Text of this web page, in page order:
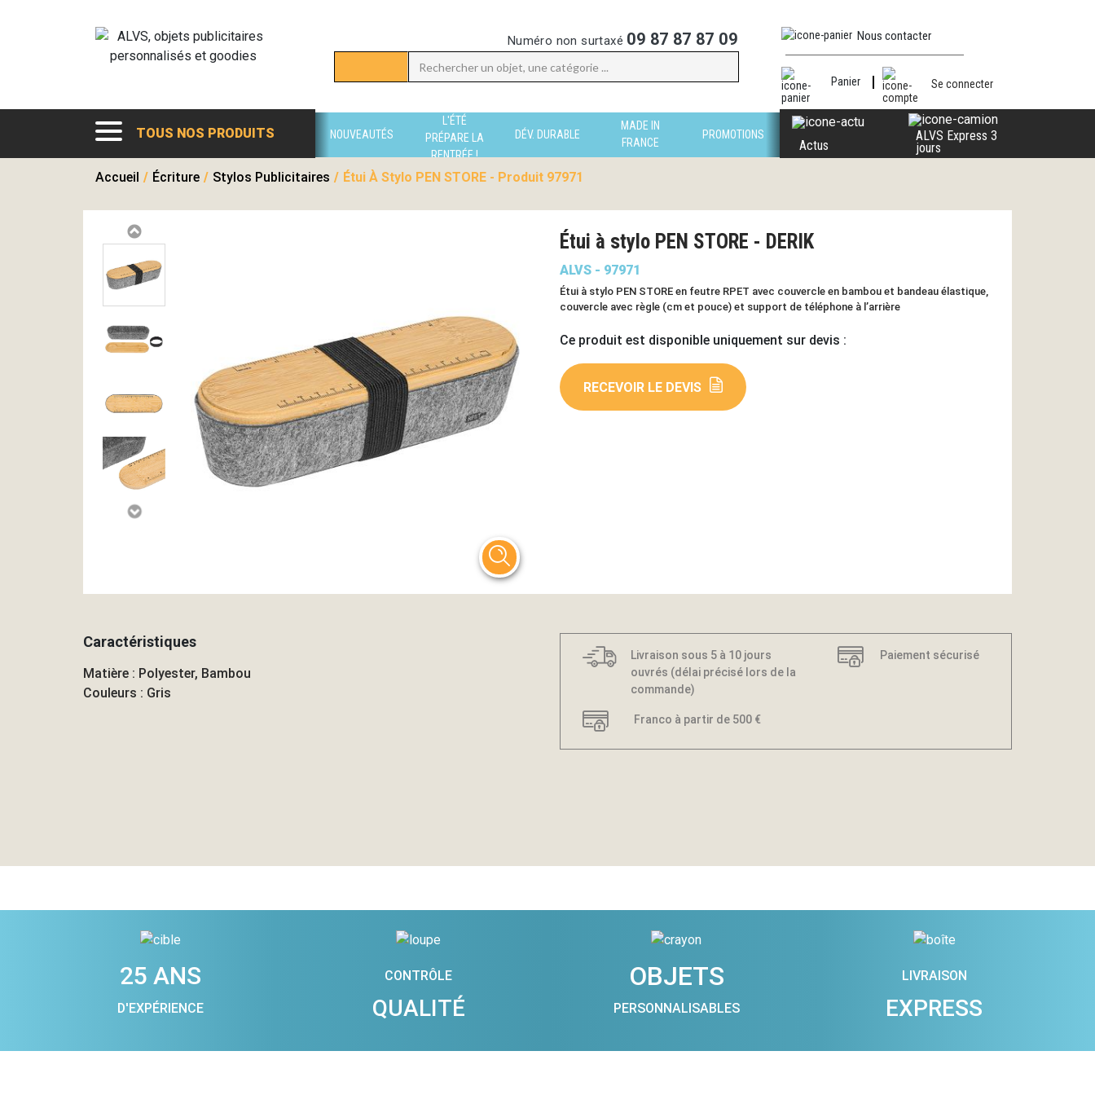
Numéro non surtaxé 09 87 87 87 09 Nous contacter
Panier Se connecter
TOUS NOS PRODUITS NOUVEAUTÉS
L'ÉTÉ
PRÉPARE LA
RENTRÉE !
DÉV. DURABLE
MADE IN
FRANCE
PROMOTIONS
Actus
ALVS Express 3
jours
Accueil / Écriture / Stylos Publicitaires / Étui À Stylo PEN STORE - Produit 97971
Étui à stylo PEN STORE - DERIK
ALVS - 97971
Étui à stylo PEN STORE en feutre RPET avec couvercle en bambou et bandeau élastique,
couvercle avec règle (cm et pouce) et support de téléphone à l’arrière
Ce produit est disponible uniquement sur devis :
RECEVOIR LE DEVIS
Caractéristiques
Matière : Polyester, Bambou
Couleurs : Gris
Livraison sous 5 à 10 jours
ouvrés (délai précisé lors de la
commande)
Paiement sécurisé
Franco à partir de 500 €
25 ANS
D'EXPÉRIENCE
CONTRÔLE
QUALITÉ
OBJETS
PERSONNALISABLES
LIVRAISON
EXPRESS